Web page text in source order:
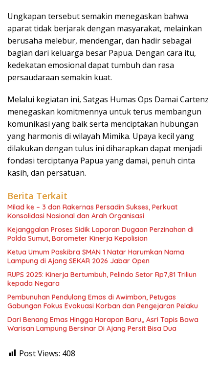
Ungkapan tersebut semakin menegaskan bahwa
aparat tidak berjarak dengan masyarakat, melainkan
berusaha melebur, mendengar, dan hadir sebagai
bagian dari keluarga besar Papua. Dengan cara itu,
kedekatan emosional dapat tumbuh dan rasa
persaudaraan semakin kuat.
Melalui kegiatan ini, Satgas Humas Ops Damai Cartenz
menegaskan komitmennya untuk terus membangun
komunikasi yang baik serta menciptakan hubungan
yang harmonis di wilayah Mimika. Upaya kecil yang
dilakukan dengan tulus ini diharapkan dapat menjadi
fondasi terciptanya Papua yang damai, penuh cinta
kasih, dan persatuan.
Berita Terkait
Milad ke – 3 dan Rakernas Persadin Sukses, Perkuat
Konsolidasi Nasional dan Arah Organisasi
Kejanggalan Proses Sidik Laporan Dugaan Perzinahan di
Polda Sumut, Barometer Kinerja Kepolisian
Ketua Umum Paskibra SMAN 1 Natar Harumkan Nama
Lampung di Ajang SEKAR 2026 Jabar Open
RUPS 2025: Kinerja Bertumbuh, Pelindo Setor Rp7,81 Triliun
kepada Negara
Pembunuhan Pendulang Emas di Awimbon, Petugas
Gabungan Fokus Evakuasi Korban dan Pengejaran Pelaku
Dari Benang Emas Hingga Harapan Baru,, Asri Tapis Bawa
Warisan Lampung Bersinar Di Ajang Persit Bisa Dua
Post Views: 408